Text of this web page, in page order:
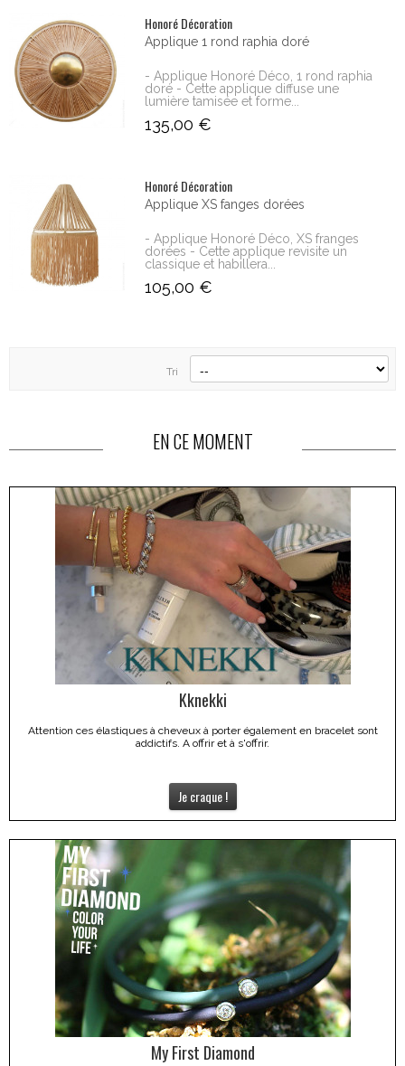
Honoré Décoration
Applique 1 rond raphia doré
- Applique Honoré Déco, 1 rond raphia
doré - Cette applique diffuse une
lumière tamisée et forme...
135,00 €
Honoré Décoration
Applique XS fanges dorées
- Applique Honoré Déco, XS franges
dorées - Cette applique revisite un
classique et habillera...
105,00 €
Tri
EN CE MOMENT
Kknekki
Attention ces élastiques à cheveux à porter également en bracelet sont
addictifs. A offrir et à s'offrir.
Je craque !
My First Diamond